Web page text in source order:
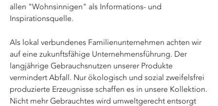
allen "Wohnsinnigen" als Informations- und
Inspirationsquelle.
Als lokal verbundenes Familienunternehmen achten wir
auf eine zukunftsfähige Unternehmensführung. Der
langjährige Gebrauchsnutzen unserer Produkte
vermindert Abfall. Nur ökologisch und sozial zweifelsfrei
produzierte Erzeugnisse schaffen es in unsere Kollektion.
Nicht mehr Gebrauchtes wird umweltgerecht entsorgt